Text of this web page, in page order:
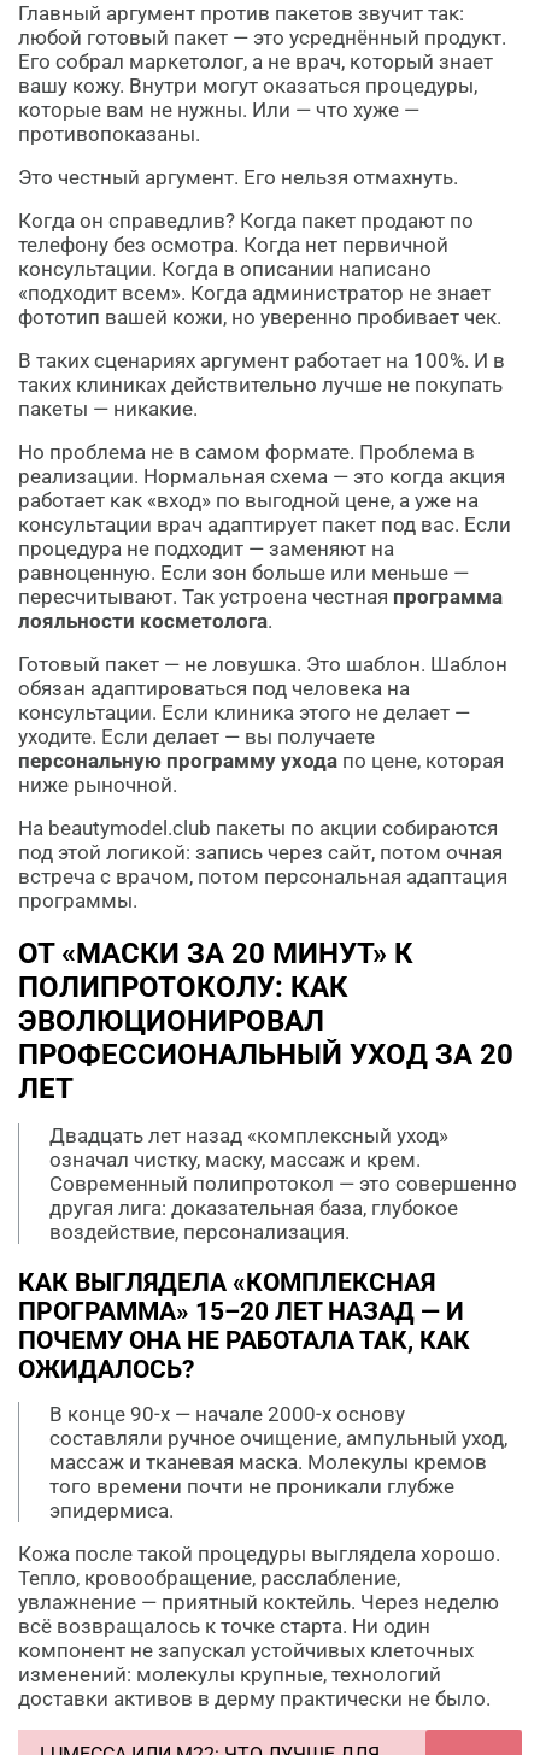
Главный аргумент против пакетов звучит так:
любой готовый пакет — это усреднённый продукт.
Его собрал маркетолог, а не врач, который знает
вашу кожу. Внутри могут оказаться процедуры,
которые вам не нужны. Или — что хуже —
противопоказаны.
Это честный аргумент. Его нельзя отмахнуть.
Когда он справедлив? Когда пакет продают по
телефону без осмотра. Когда нет первичной
консультации. Когда в описании написано
«подходит всем». Когда администратор не знает
фототип вашей кожи, но уверенно пробивает чек.
В таких сценариях аргумент работает на 100%. И в
таких клиниках действительно лучше не покупать
пакеты — никакие.
Но проблема не в самом формате. Проблема в
реализации. Нормальная схема — это когда акция
работает как «вход» по выгодной цене, а уже на
консультации врач адаптирует пакет под вас. Если
процедура не подходит — заменяют на
равноценную. Если зон больше или меньше —
пересчитывают. Так устроена честная программа
лояльности косметолога.
Готовый пакет — не ловушка. Это шаблон. Шаблон
обязан адаптироваться под человека на
консультации. Если клиника этого не делает —
уходите. Если делает — вы получаете
персональную программу ухода по цене, которая
ниже рыночной.
На beautymodel.club пакеты по акции собираются
под этой логикой: запись через сайт, потом очная
встреча с врачом, потом персональная адаптация
программы.
ОТ «МАСКИ ЗА 20 МИНУТ» К
ПОЛИПРОТОКОЛУ: КАК
ЭВОЛЮЦИОНИРОВАЛ
ПРОФЕССИОНАЛЬНЫЙ УХОД ЗА 20
ЛЕТ
Двадцать лет назад «комплексный уход»
означал чистку, маску, массаж и крем.
Современный полипротокол — это совершенно
другая лига: доказательная база, глубокое
воздействие, персонализация.
КАК ВЫГЛЯДЕЛА «КОМПЛЕКСНАЯ
ПРОГРАММА» 15–20 ЛЕТ НАЗАД — И
ПОЧЕМУ ОНА НЕ РАБОТАЛА ТАК, КАК
ОЖИДАЛОСЬ?
В конце 90-х — начале 2000-х основу
составляли ручное очищение, ампульный уход,
массаж и тканевая маска. Молекулы кремов
того времени почти не проникали глубже
эпидермиса.
Кожа после такой процедуры выглядела хорошо.
Тепло, кровообращение, расслабление,
увлажнение — приятный коктейль. Через неделю
всё возвращалось к точке старта. Ни один
компонент не запускал устойчивых клеточных
изменений: молекулы крупные, технологий
доставки активов в дерму практически не было.